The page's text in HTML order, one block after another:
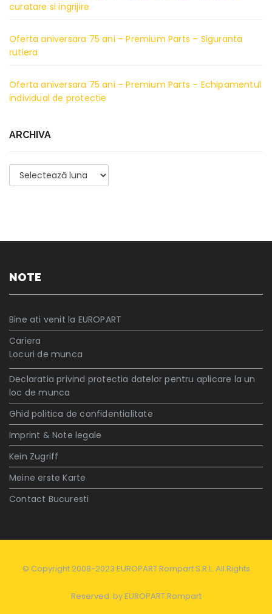
curatare si ingrijire
Oferta aniversara 75 ani – Premium Parts – Siguranta
rutiera
Oferta aniversara 75 ani – Premium Parts – Echipamentul
individual de protectie
ARCHIVA
Archiva
NOTE
Bine ati venit la EUROPART
Cariera
Locuri de munca
Declaratia privind protectia datelor pentru aplicare la un
loc de munca
Ghid politica de confidentialitate
Imprint & Note legale
Kein Zugriff
Meine erste Karte
Contact Bucuresti
© Copyright 2008-2023 EUROPART Rompart S.R.L. All Rights
Reserved. byEUROPART Rompart